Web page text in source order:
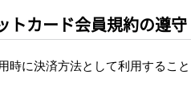
トカード会員規約の遵守
時に決済方法として利用するこ